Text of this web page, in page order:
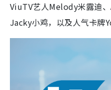
ViuTV艺人Melody米露迪、
Jacky小鸡，以及人气卡牌